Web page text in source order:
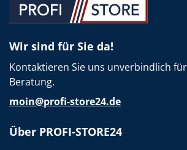
Wir sind für Sie da!
Kontaktieren Sie uns unverbindlich
Beratung.
moin@profi-store24.de
Über PROFI-STORE24